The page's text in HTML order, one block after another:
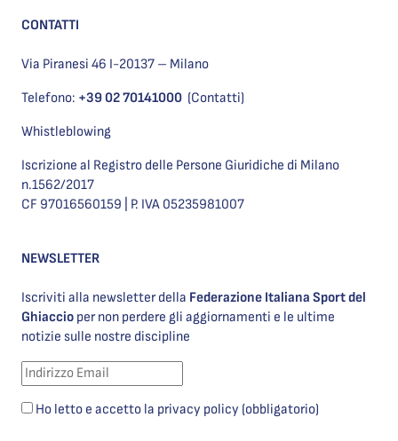
CONTATTI
Via Piranesi 46 I-20137 – Milano
Telefono: +39 02 70141000 (Contatti)
Whistleblowing
Iscrizione al Registro delle Persone Giuridiche di Milano
n.1562/2017
CF 97016560159 | P. IVA 05235981007
NEWSLETTER
Iscriviti alla newsletter della Federazione Italiana Sport del
Ghiaccio per non perdere gli aggiornamenti e le ultime
notizie sulle nostre discipline
Ho letto e accetto la privacy policy (obbligatorio)